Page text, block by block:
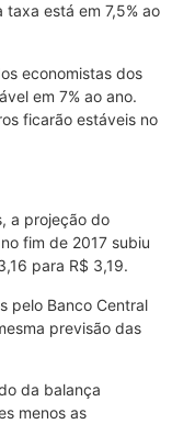
taxa está em 7,5% ao
economistas dos
em 7% ao ano.
ficarão estáveis no
a projeção do
fim de 2017 subiu
para R$ 3,19.
pelo Banco Central
previsão das
da balança
menos as